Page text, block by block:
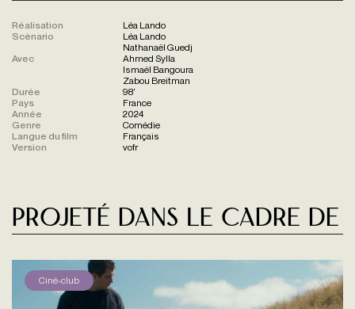
Réalisation
Léa Lando
Scénario
Léa Lando
Nathanaël Guedj
Avec
Ahmed Sylla
Ismaël Bangoura
Zabou Breitman
Durée
98'
Pays
France
Année
2024
Genre
Comédie
Langue du film
Français
Version
vofr
Projeté dans le cadre de
Ciné-club